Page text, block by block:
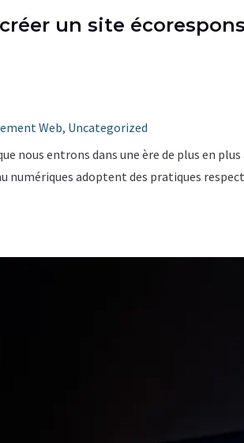
un site
Web, Uncategorized
nous entrons dans une ère de plus en
numériques adoptent des pratiques